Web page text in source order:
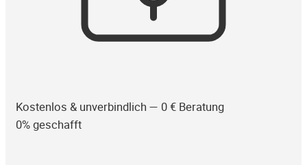
Kostenlos & unverbindlich — 0 € Beratung
0% geschafft